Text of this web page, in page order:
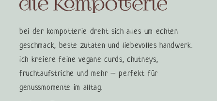
bei der kompotterie dreht sich alles um echten
geschmack, beste zutaten und liebevolles handwerk.
ich kreiere feine vegane curds, chutneys,
fruchtaufstriche und mehr – perfekt für
genussmomente im alltag.